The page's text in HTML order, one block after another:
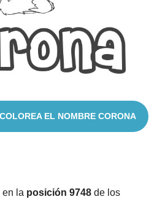
EL NOMBRE CORONA
en la posición 9748 de los